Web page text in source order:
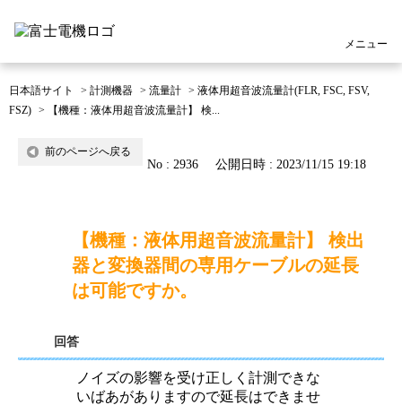
メニュー
日本語サイト > 計測機器 > 流量計 > 液体用超音波流量計(FLR, FSC, FSV,
FSZ) > 【機種：液体用超音波流量計】 検...
前のページへ戻る
No : 2936 公開日時 : 2023/11/15 19:18
【機種：液体用超音波流量計】 検出
器と変換器間の専用ケーブルの延長
は可能ですか。
回答
ノイズの影響を受け正しく計測できな
いばあがありますので延長はできませ